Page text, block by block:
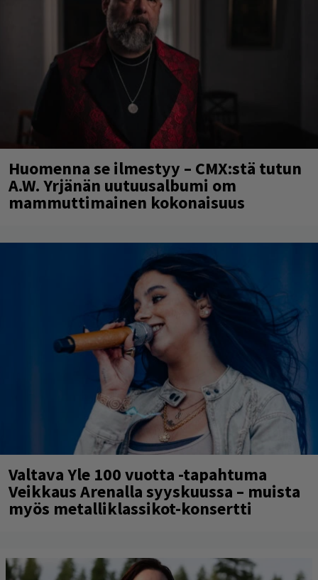
Huomenna se ilmestyy – CMX:stä tutun
A.W. Yrjänän uutuusalbumi om
mammuttimainen kokonaisuus
Valtava Yle 100 vuotta -tapahtuma
Veikkaus Arenalla syyskuussa – muista
myös metalliklassikot-konsertti